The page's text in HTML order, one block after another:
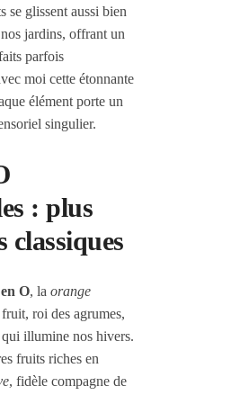
se glissent aussi bien
jardins, offrant un
parfois
moi cette étonnante
élément porte un
singulier.
: plus
classiques
O, la orange
roi des agrumes,
illumine nos hivers.
fruits riches en
, fidèle compagne de